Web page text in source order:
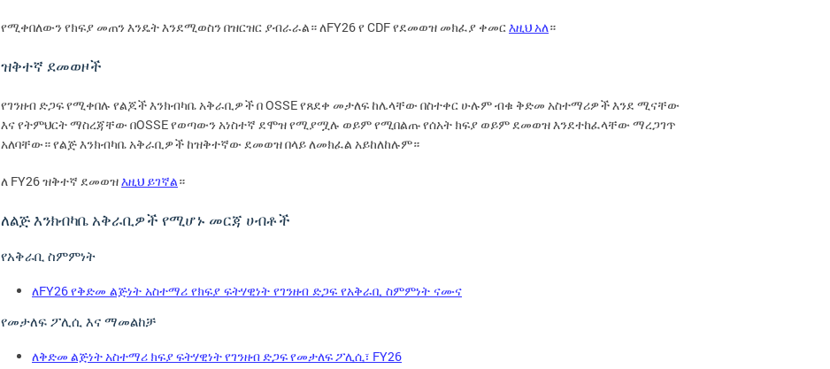
የሚቀበለውን የክፍያ መጠን እንዴት እንደሚወስን በዝርዝር ያብራራል። ለFY26 የ CDF የደመወዝ መክፈያ ቀመር እዚህ አለ።
ዝቅተኛ ደመወዞች
የገንዘብ ድጋፍ የሚቀበሉ የልጆች እንክብካቤ አቅራቢዎች በ OSSE የጸደቀ መታለፍ ከሌላቸው በስተቀር ሁሉም ብቁ ቅድመ አስተማሪዎች እንደ ሚናቸው
እና የትምህርት ማስረጃቸው በOSSE የወጣውን አነስተኛ ደሞዝ የሚያሟሉ ወይም የሚበልጡ የሰአት ክፍያ ወይም ደመወዝ እንደተከፈላቸው ማረጋገጥ
አለባቸው። የልጅ እንክብካቤ አቅራቢዎች ከዝቅተኛው ደመወዝ በላይ ለመክፈል አይከለከሉም።
ለ FY26 ዝቅተኛ ደመወዝ እዚህ ይገኛል ።
ለልጅ እንክብካቤ አቅራቢዎች የሚሆኑ መርጃ ሀብቶች
የአቅራቢ ስምምነት
ለFY26 የቅድመ ልጅነት አስተማሪ የክፍያ ፍትሃዊነት የገንዘብ ድጋፍ የአቅራቢ ስምምነት ናሙና
የመታለፍ ፖሊሲ እና ማመልከቻ
ለቅድመ ልጅነት አስተማሪ ክፍያ ፍትሃዊነት የገንዘብ ድጋፍ የመታለፍ ፖሊሲ፣ FY26